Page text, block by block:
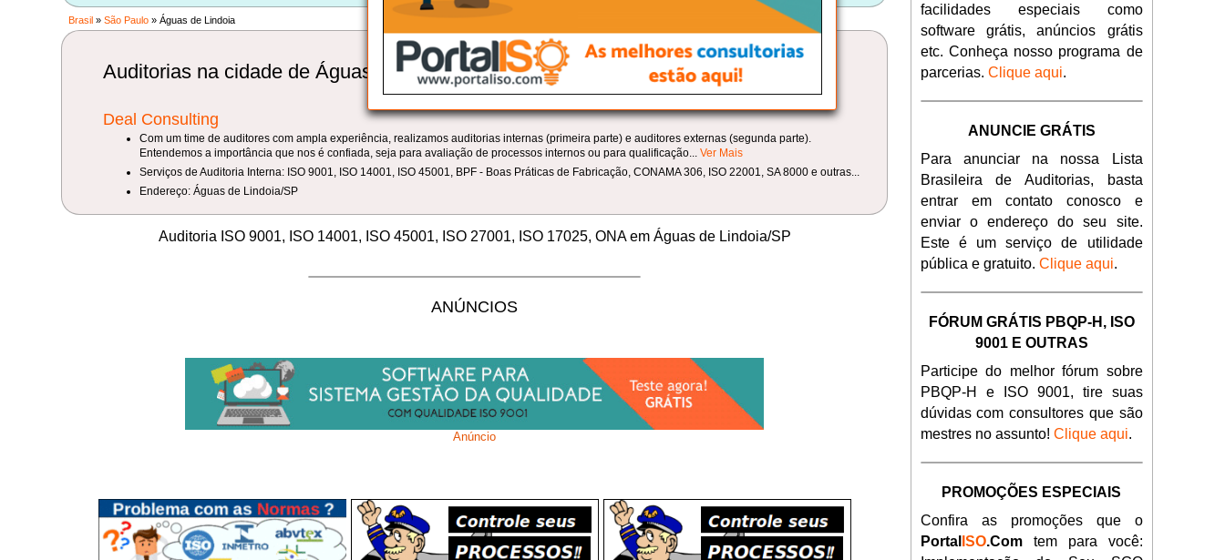
facilidades especiais como
software grátis, anúncios grátis
etc. Conheça nosso programa de
parcerias. Clique aqui.
ANUNCIE GRÁTIS
Para anunciar na nossa Lista
Brasileira de Auditorias, basta
entrar em contato conosco e
enviar o endereço do seu site.
Este é um serviço de utilidade
pública e gratuito. Clique aqui.
FÓRUM GRÁTIS PBQP-H, ISO
9001 E OUTRAS
Participe do melhor fórum sobre
PBQP-H e ISO 9001, tire suas
dúvidas com consultores que são
mestres no assunto! Clique aqui.
PROMOÇÕES ESPECIAIS
Confira as promoções que o
PortalISO.Comtem para você:
Brasil» São Paulo» Águas de Lindoia
Auditorias na cidade de Águas de Lindoia/SP:
Deal Consulting
Com um time de auditores com ampla experiência, realizamos auditorias internas (primeira parte) e auditores externas (segunda parte).
Entendemos a importância que nos é confiada, seja para avaliação de processos internos ou para qualificação...Ver Mais
Serviços de Auditoria Interna: ISO 9001, ISO 14001, ISO 45001, BPF - Boas Práticas de Fabricação, CONAMA 306, ISO 22001, SA 8000 e outras...
Endereço: Águas de Lindoia/SP
Auditoria ISO 9001, ISO 14001, ISO 45001, ISO 27001, ISO 17025, ONA em Águas de Lindoia/SP
ANÚNCIOS
Anúncio